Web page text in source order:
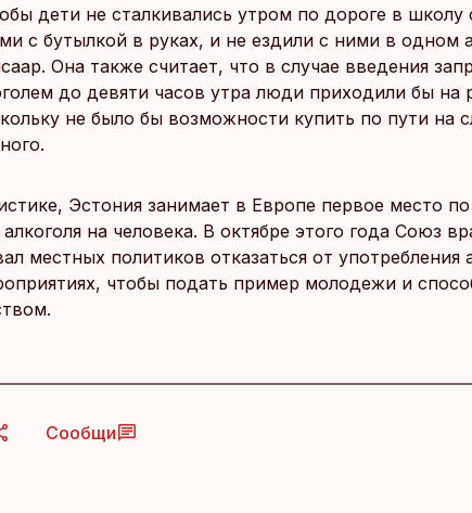
дети не сталкивались утром по дороге в школу
с бутылкой в руках, и не ездили с ними в одном
Она также считает, что в случае введения
до девяти часов утра люди приходили бы на
не было бы возможности купить по пути на
Эстония занимает в Европе первое место по
на человека. В октябре этого года Союз
местных политиков отказаться от употребления
чтобы подать пример молодежи и
Сообщи